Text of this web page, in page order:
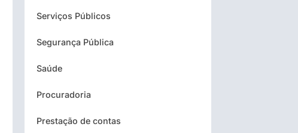
Serviços Públicos
Segurança Pública
Saúde
Procuradoria
Prestação de contas